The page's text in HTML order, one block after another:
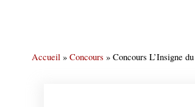
Accueil » Concours » Concours L’Insigne